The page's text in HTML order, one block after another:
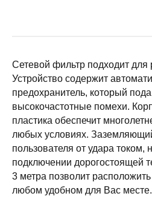
Сетевой фильтр подходит
Устройство содержит
предохранитель, который
высокочастотные помехи.
пластика обеспечит
любых условиях.
пользователя от удара током,
подключении дорогостоящей
3 метра позволит
любом удобном для Вас месте.